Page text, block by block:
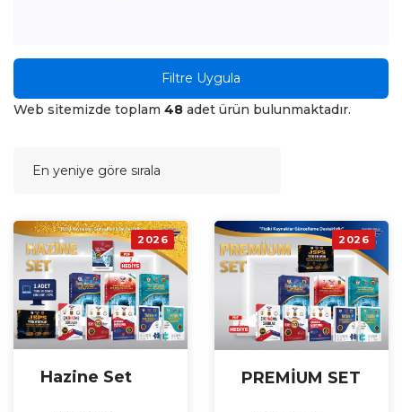
Filtre Uygula
Web sitemizde toplam 48 adet ürün bulunmaktadır.
2026
Hazine Set
2026
PREMİUM SET